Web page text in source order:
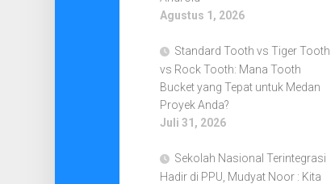
Agustus 1, 2026
Standard Tooth vs Tiger Tooth
vs Rock Tooth: Mana Tooth
Bucket yang Tepat untuk Medan
Proyek Anda?
Juli 31, 2026
Sekolah Nasional Terintegrasi
Hadir di PPU, Mudyat Noor : Kita